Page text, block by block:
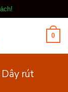
0
Dây rút